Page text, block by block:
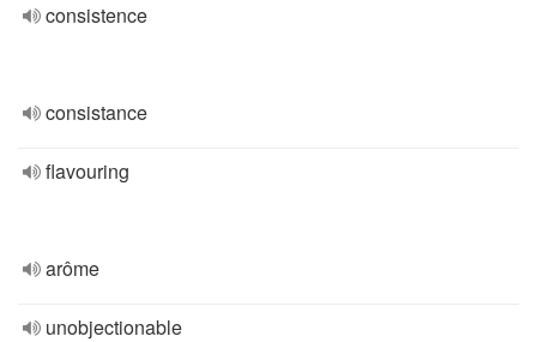
consistence
consistance
flavouring
arôme
unobjectionable